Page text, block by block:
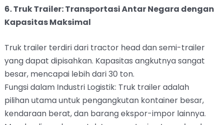
6. Truk Trailer: Transportasi Antar Negara dengan
Kapasitas Maksimal
Truk trailer terdiri dari tractor head dan semi-trailer
yang dapat dipisahkan. Kapasitas angkutnya sangat
besar, mencapai lebih dari 30 ton.
Fungsi dalam Industri Logistik: Truk trailer adalah
pilihan utama untuk pengangkutan kontainer besar,
kendaraan berat, dan barang ekspor-impor lainnya.